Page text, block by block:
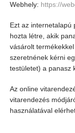
Webhely: https://
Ezt az internetalapú
hozta létre, akik
vásárolt
szeretnének kérni
testületet) a panasz
Az online
vitarendezés
használatával